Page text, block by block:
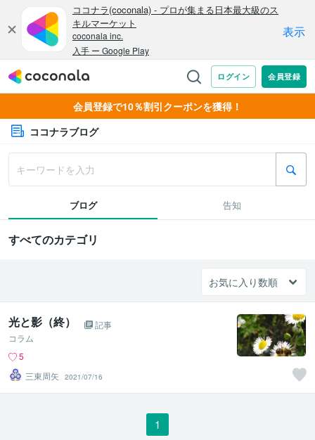
会員登録で10％割引クーポンを獲得！
ココナラブログ
ブログ 告知
すべてのカテゴリ
光と影（終）
記事
コラム
5
三東周矢
2021/07/16
1